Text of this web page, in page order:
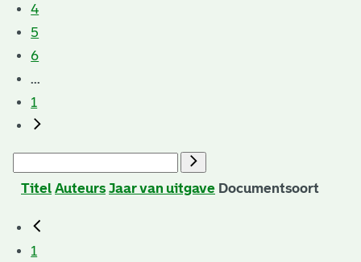
4
5
6
...
1
Titel Auteurs Jaar van uitgave Documentsoort
1